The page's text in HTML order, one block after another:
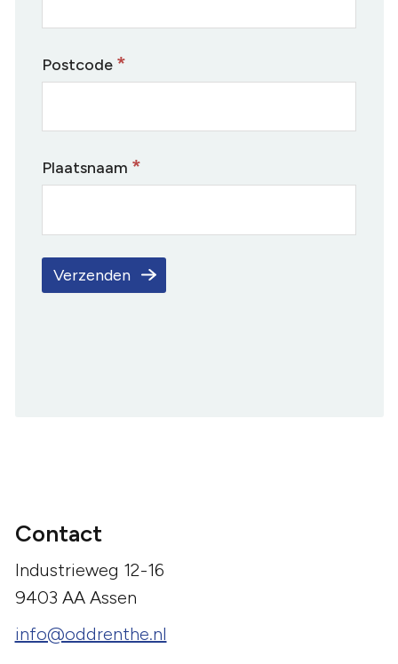
Postcode *
Plaatsnaam *
Verzenden
Contact
Industrieweg 12-16
9403 AA Assen
info@oddrenthe.nl